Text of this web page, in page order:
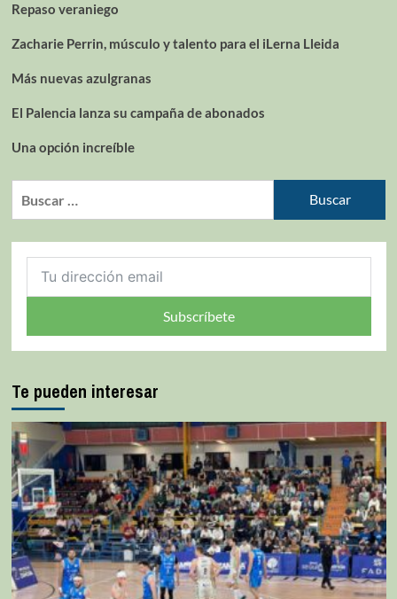
Repaso veraniego
Zacharie Perrin, músculo y talento para el iLerna Lleida
Más nuevas azulgranas
El Palencia lanza su campaña de abonados
Una opción increíble
Subscríbete
Te pueden interesar